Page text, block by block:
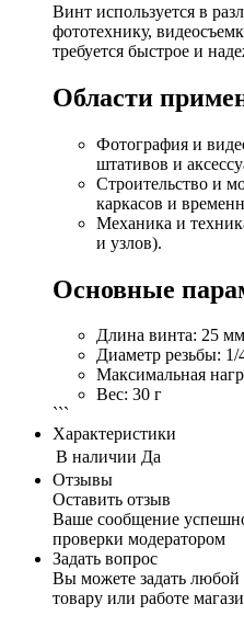
Винт используется в
фототехнику,
требуется быстрое и
Области
Фотография и
штативов и
Строительство и
каркасов и
Механика и
и узлов).
Основные
Длина винта: 25 мм
Диаметр резьбы:
Максимальная
Вес: 30 г
```
Характеристики
В наличии Да
Отзывы
Оставить отзыв
Ваше сообщение
проверки модератором
Задать вопрос
Вы можете задать
товару или работе